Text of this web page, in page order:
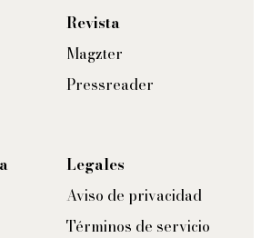
Revista
Magzter
Pressreader
Legales
Aviso de privacidad
Términos de servicio